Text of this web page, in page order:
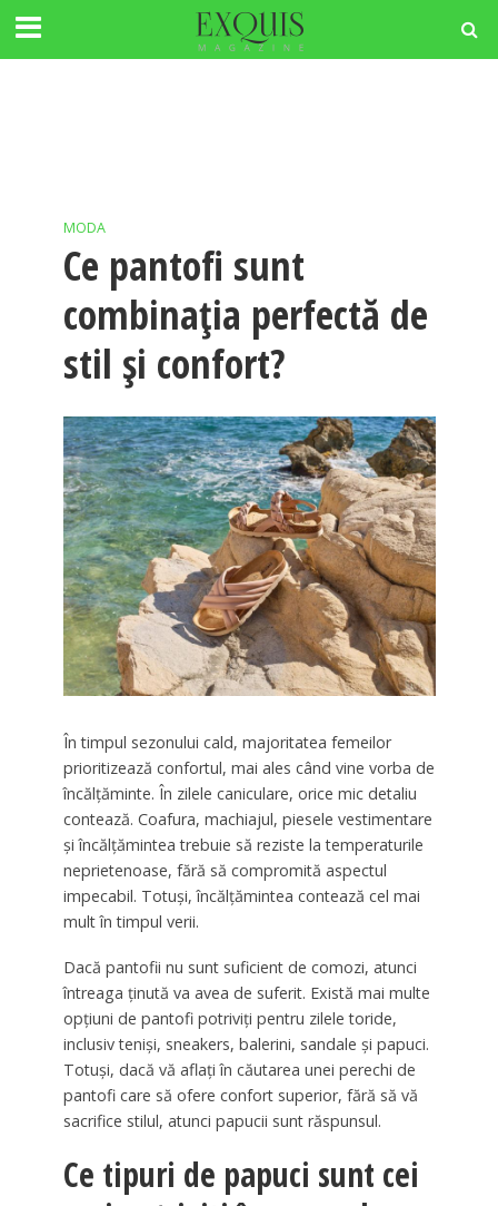
MODA
Ce pantofi sunt
combinația perfectă de
stil și confort?
În timpul sezonului cald, majoritatea femeilor
prioritizează confortul, mai ales când vine vorba de
încălțăminte. În zilele caniculare, orice mic detaliu
contează. Coafura, machiajul, piesele vestimentare
și încălțămintea trebuie să reziste la temperaturile
neprietenoase, fără să compromită aspectul
impecabil. Totuși, încălțămintea contează cel mai
mult în timpul verii.
Dacă pantofii nu sunt suficient de comozi, atunci
întreaga ținută va avea de suferit. Există mai multe
opțiuni de pantofi potriviți pentru zilele toride,
inclusiv teniși, sneakers, balerini, sandale și papuci.
Totuși, dacă vă aflați în căutarea unei perechi de
pantofi care să ofere confort superior, fără să vă
sacrifice stilul, atunci papucii sunt răspunsul.
Ce tipuri de papuci sunt cei